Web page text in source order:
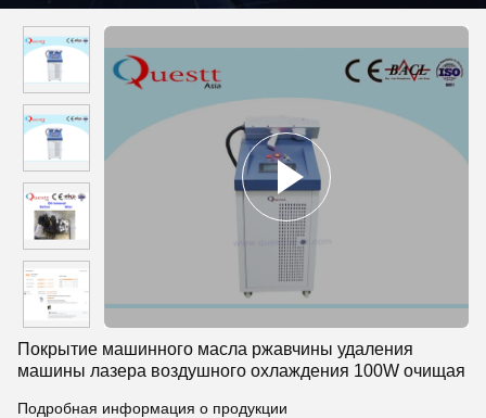
Покрытие машинного масла ржавчины удаления
машины лазера воздушного охлаждения 100W очищая
Подробная информация о продукции